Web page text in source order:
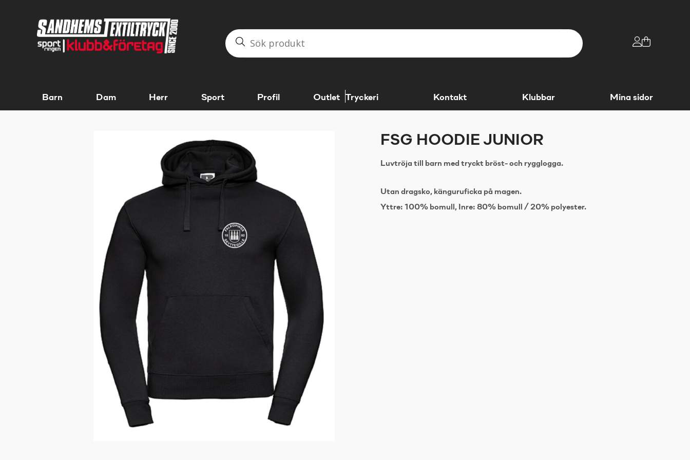
Barn Dam Herr Sport Profil Outlet Tryckeri Kontakt Klubbar Mina sidor
FSG HOODIE JUNIOR
Luvtröja till barn med tryckt bröst- och rygglogga.
Utan dragsko, känguruficka på magen.
Yttre: 100% bomull, Inre: 80% bomull / 20% polyester.